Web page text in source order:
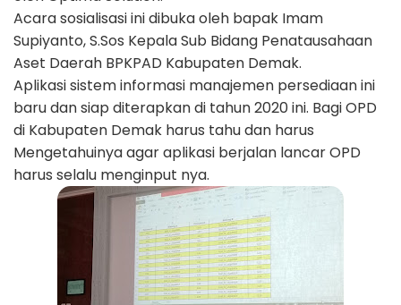
Acara sosialisasi ini dibuka oleh bapak Imam
Supiyanto, S.Sos Kepala Sub Bidang Penatausahaan
Aset Daerah BPKPAD Kabupaten Demak.
Aplikasi sistem informasi manajemen persediaan ini
baru dan siap diterapkan di tahun 2020 ini. Bagi OPD
di Kabupaten Demak harus tahu dan harus
Mengetahuinya agar aplikasi berjalan lancar OPD
harus selalu menginput nya.